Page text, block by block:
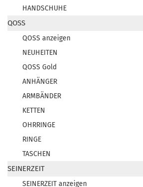
HANDSCHUHE
QOSS
QOSS anzeigen
NEUHEITEN
QOSS Gold
ANHÄNGER
ARMBÄNDER
KETTEN
OHRRINGE
RINGE
TASCHEN
SEINERZEIT
SEINERZEIT anzeigen